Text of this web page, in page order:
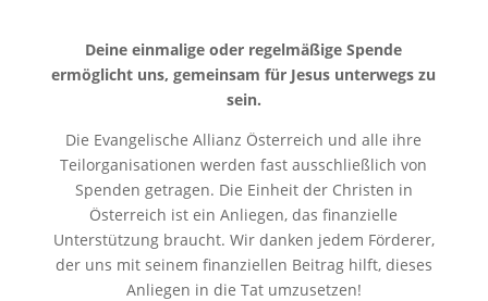
Deine einmalige oder regelmäßige Spende
ermöglicht uns, gemeinsam für Jesus unterwegs zu
sein.
Die Evangelische Allianz Österreich und alle ihre
Teilorganisationen werden fast ausschließlich von
Spenden getragen. Die Einheit der Christen in
Österreich ist ein Anliegen, das finanzielle
Unterstützung braucht. Wir danken jedem Förderer,
der uns mit seinem finanziellen Beitrag hilft, dieses
Anliegen in die Tat umzusetzen!